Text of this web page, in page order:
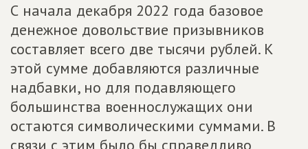
С начала декабря 2022 года базовое
денежное довольствие призывников
составляет всего две тысячи рублей. К
этой сумме добавляются различные
надбавки, но для подавляющего
большинства военнослужащих они
остаются символическими суммами. В
связи с этим было бы справедливо